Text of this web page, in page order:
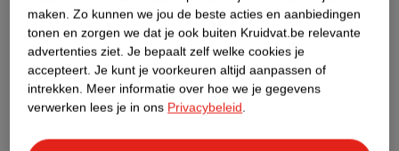
Etiketinformatie
Nature Impact Score
Impact Score.
maken. Zo kunnen we jou de beste acties en aanbiedingen
tonen en zorgen we dat je ook buiten Kruidvat.be relevante
advertenties ziet. Je bepaalt zelf welke cookies je
accepteert. Je kunt je voorkeuren altijd aanpassen of
intrekken. Meer informatie over hoe we je gegevens
verwerken lees je in ons Privacybeleid.